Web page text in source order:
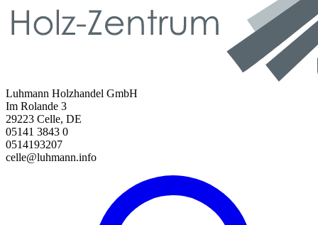
Luhmann Holzhandel GmbH
Im Rolande 3
29223 Celle, DE
05141 3843 0
0514193207
celle@luhmann.info